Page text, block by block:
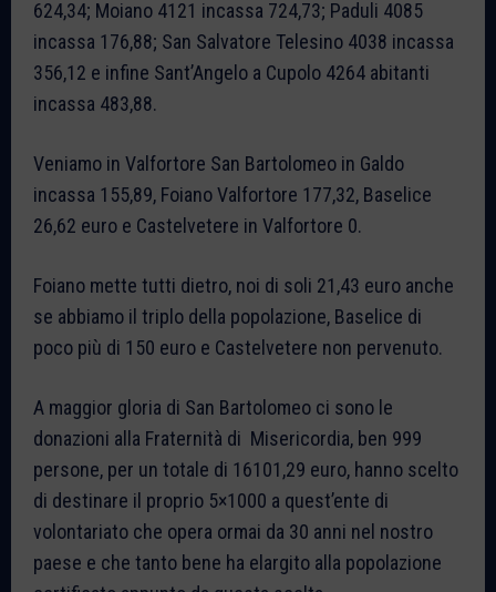
624,34; Moiano 4121 incassa 724,73; Paduli 4085
incassa 176,88; San Salvatore Telesino 4038 incassa
356,12 e infine Sant’Angelo a Cupolo 4264 abitanti
incassa 483,88.
Veniamo in Valfortore San Bartolomeo in Galdo
incassa 155,89, Foiano Valfortore 177,32, Baselice
26,62 euro e Castelvetere in Valfortore 0.
Foiano mette tutti dietro, noi di soli 21,43 euro anche
se abbiamo il triplo della popolazione, Baselice di
poco più di 150 euro e Castelvetere non pervenuto.
A maggior gloria di San Bartolomeo ci sono le
donazioni alla Fraternità di Misericordia, ben 999
persone, per un totale di 16101,29 euro, hanno scelto
di destinare il proprio 5×1000 a quest’ente di
volontariato che opera ormai da 30 anni nel nostro
paese e che tanto bene ha elargito alla popolazione